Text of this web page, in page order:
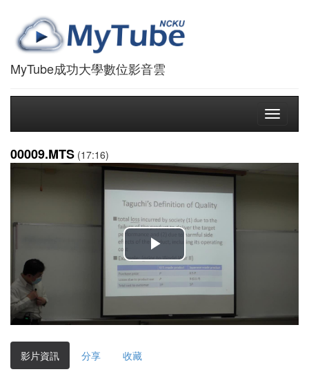
MyTube成功大學數位影音雲
Toggle
00009.MTS (17:16)
播
放
影
影片資訊 分享 收藏